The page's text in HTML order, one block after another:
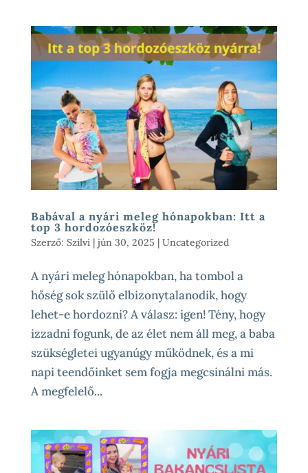
Babával a nyári meleg hónapokban: Itt a
top 3 hordozóeszköz!
Szerző: Szilvi| jún 30, 2025 | Uncategorized
A nyári meleg hónapokban, ha tombol a
hőség sok szülő elbizonytalanodik, hogy
lehet-e hordozni? A válasz: igen! Tény, hogy
izzadni fogunk, de az élet nem áll meg, a baba
szükségletei ugyanúgy működnek, és a mi
napi teendőinket sem fogja megcsinálni más.
A megfelelő...